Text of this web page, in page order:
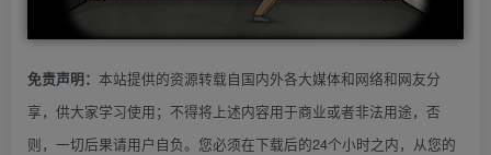
免责声明： 本站提供的资源转载自国内外各大媒体和网络和网友分
享，供大家学习使用；不得将上述内容用于商业或者非法用途，否
则，一切后果请用户自负。您必须在下载后的24个小时之内，从您的